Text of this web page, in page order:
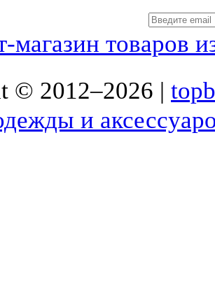
магазин товаров
© 2012–2026 | top
и